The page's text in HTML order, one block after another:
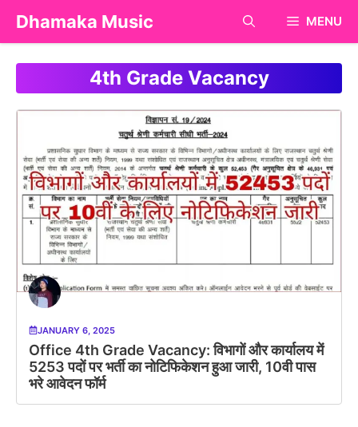
Skip
content
Dhamaka Music MENU
4th Grade Vacancy
JANUARY 6, 2025
Office 4th Grade Vacancy: विभागों और कार्यालय में
5253 पदों पर भर्ती का नोटिफिकेशन हुआ जारी, 10वी पास
भरे आवेदन फॉर्म